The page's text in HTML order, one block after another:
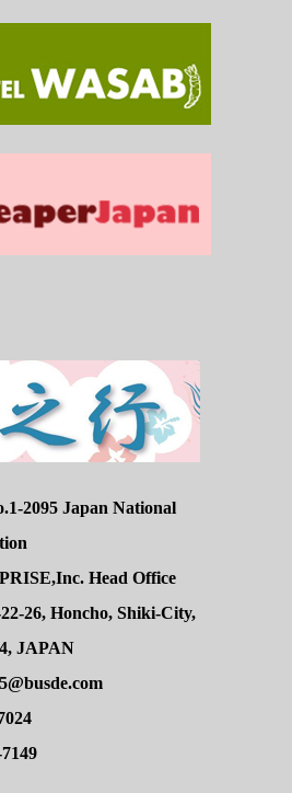
2095 Japan National
Head Office
26, Honcho, Shiki-City,
JAPAN